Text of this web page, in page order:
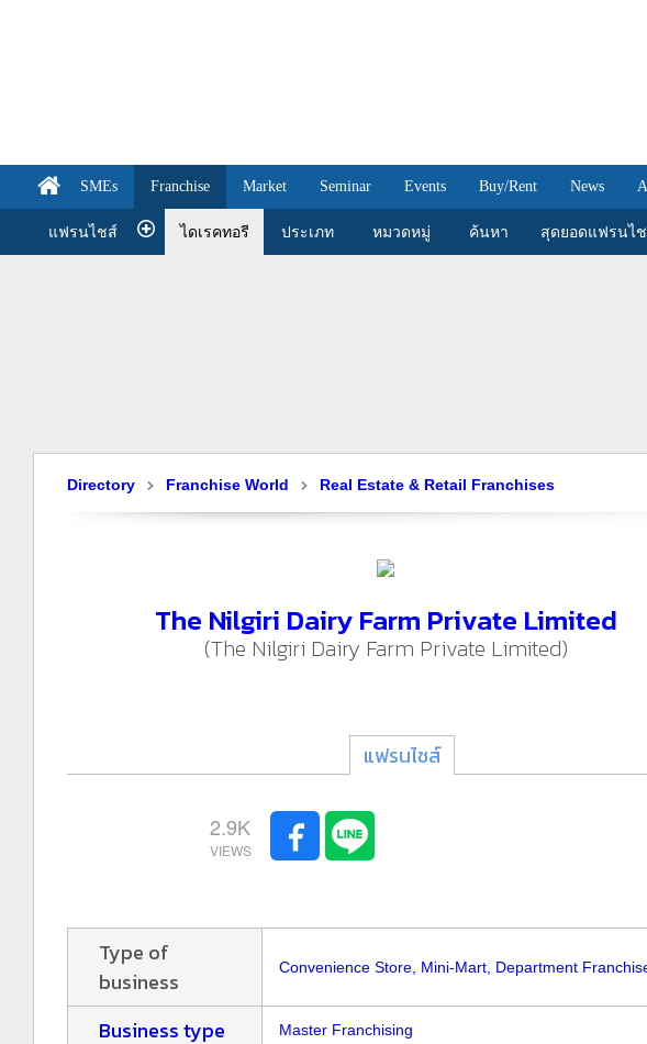
SMEs Franchise Market Seminar Events Buy/Rent News
แฟรนไชส์ ไดเรคทอรี ประเภท หมวดหมู่ ค้นหา สุดยอดแฟรนไ
Directory Franchise World Real Estate & Retail Franchises
The Nilgiri Dairy Farm Private Limited
(The Nilgiri Dairy Farm Private Limited)
แฟรนไชส์
2.9K
Type of
business
Convenience Store, Mini-Mart, Department
Business type Master Franchising